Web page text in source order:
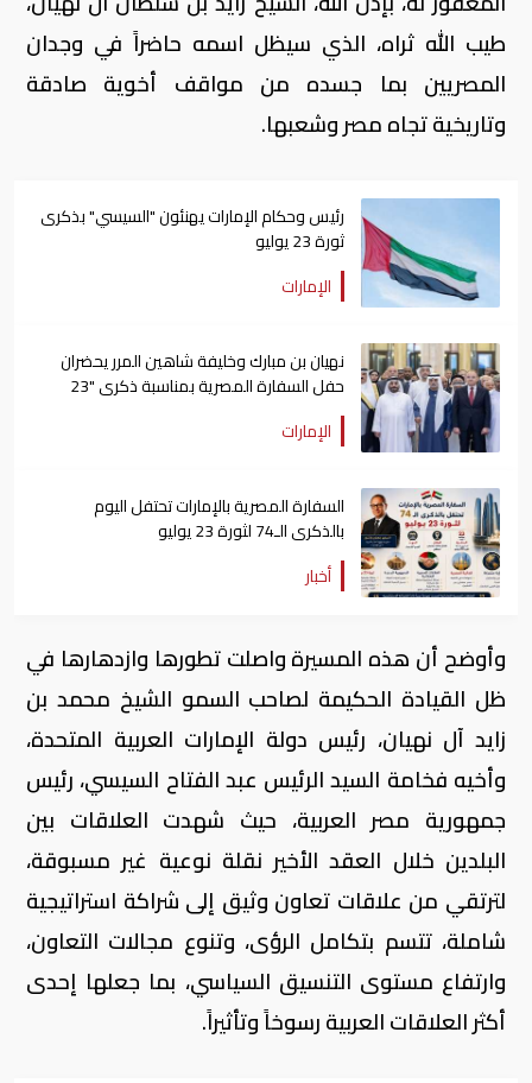
طيب الله ثراه، الذي سيظل اسمه حاضراً في وجدان
المصريين بما جسده من مواقف أخوية صادقة
وتاريخية تجاه مصر وشعبها.
رئيس وحكام الإمارات يهنئون "السيسي" بذكرى
ثورة 23 يوليو
الإمارات
نهيان بن مبارك وخليفة شاهين المرر يحضران
حفل السفارة المصرية بمناسبة ذكرى "23
يوليو"
الإمارات
السفارة المصرية بالإمارات تحتفل اليوم
بالذكرى الـ74 لثورة 23 يوليو
أخبار
وأوضح أن هذه المسيرة واصلت تطورها وازدهارها في
ظل القيادة الحكيمة لصاحب السمو الشيخ محمد بن
زايد آل نهيان، رئيس دولة الإمارات العربية المتحدة،
وأخيه فخامة السيد الرئيس عبد الفتاح السيسي، رئيس
جمهورية مصر العربية، حيث شهدت العلاقات بين
البلدين خلال العقد الأخير نقلة نوعية غير مسبوقة،
لترتقي من علاقات تعاون وثيق إلى شراكة استراتيجية
شاملة، تتسم بتكامل الرؤى، وتنوع مجالات التعاون،
وارتفاع مستوى التنسيق السياسي، بما جعلها إحدى
أكثر العلاقات العربية رسوخاً وتأثيراً.